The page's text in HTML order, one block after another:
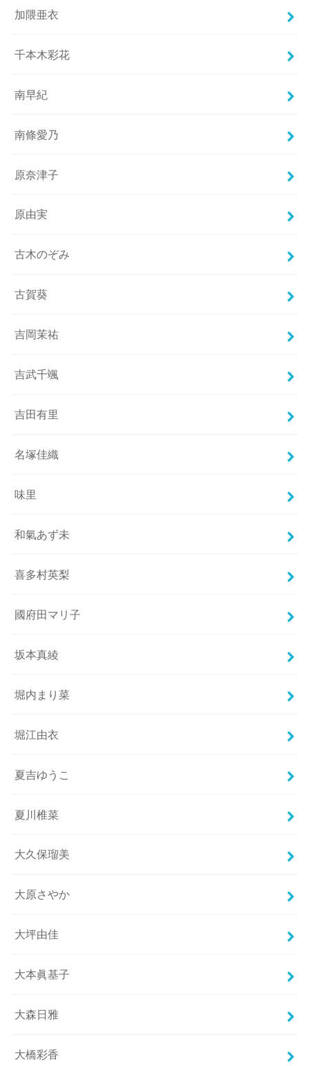
加隈亜衣
千本木彩花
南早紀
南條愛乃
原奈津子
原由実
古木のぞみ
古賀葵
吉岡茉祐
吉武千颯
吉田有里
名塚佳織
味里
和氣あず未
喜多村英梨
國府田マリ子
坂本真綾
堀内まり菜
堀江由衣
夏吉ゆうこ
夏川椎菜
大久保瑠美
大原さやか
大坪由佳
大本眞基子
大森日雅
大橋彩香